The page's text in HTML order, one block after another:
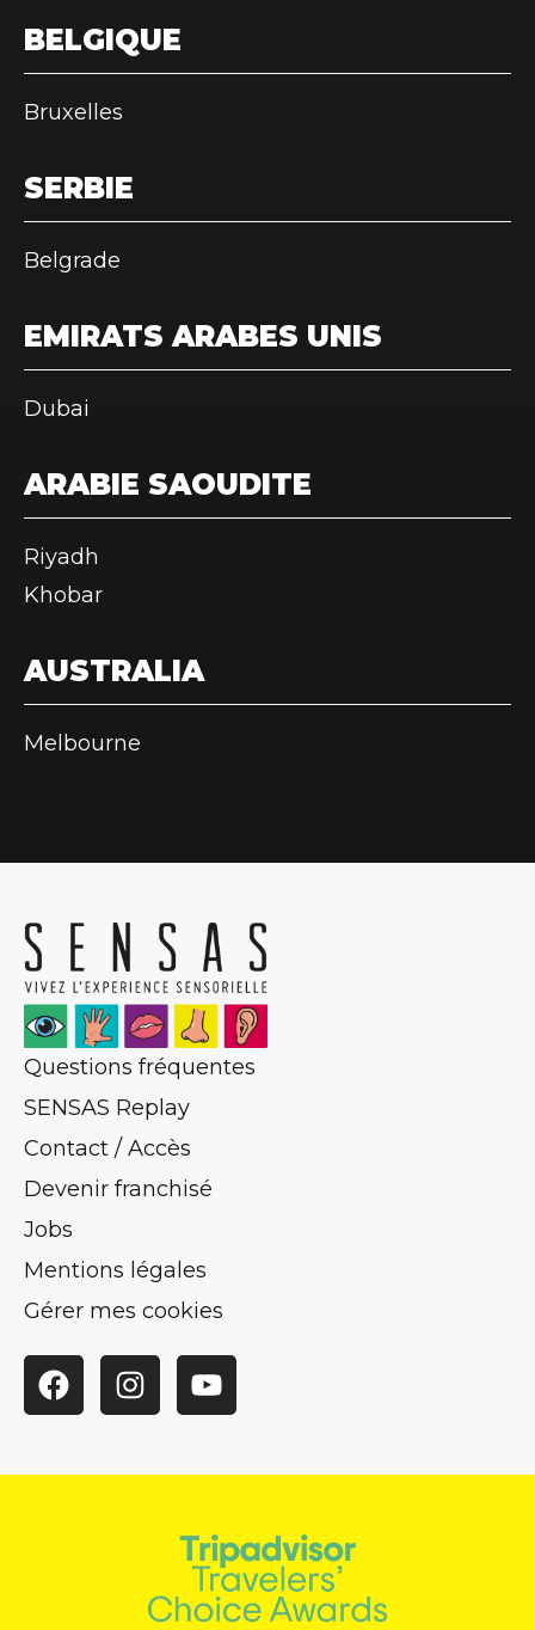
BELGIQUE
Bruxelles
SERBIE
Belgrade
EMIRATS ARABES UNIS
Dubai
ARABIE SAOUDITE
Riyadh
Khobar
AUSTRALIA
Melbourne
Questions fréquentes
SENSAS Replay
Contact / Accès
Devenir franchisé
Jobs
Mentions légales
Gérer mes cookies
FacebookInstagramYouTube